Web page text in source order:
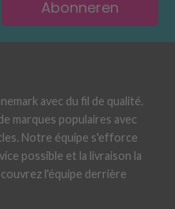
Abonneren
avec du fil de qualité.
marques populaires avec
Notre équipe s'efforce
possible et la livraison la
l'équipe derrière